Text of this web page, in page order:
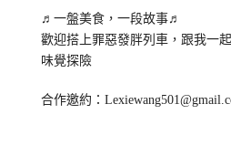
♬一盤美食，一段故事♬
歡迎搭上罪惡發胖列車，跟我一
味覺探險
合作邀約：